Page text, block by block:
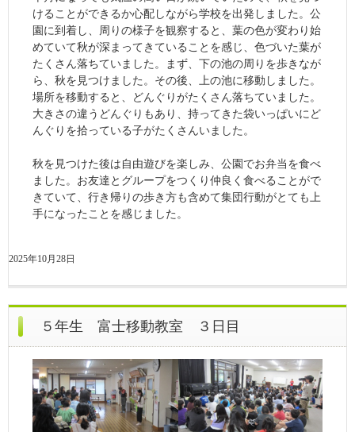
けることができるか心配しながら学校を出発しました。公
園に到着し、周りの様子を観察すると、葉の色が変わり始
めていて秋が深まってきていることを感じ、色づいた葉が
たくさん落ちていました。まず、下の池の周りを歩きなが
ら、秋を見つけました。その後、上の池に移動しました。
場所を移動すると、どんぐりがたくさん落ちていました。
大きさの違うどんぐりもあり、持ってきた袋いっぱいにど
んぐりを拾っている子がたくさんいました。
秋を見つけた後は自由遊びを楽しみ、公園でお弁当を食べ
ました。お友達とグループをつくり仲良く食べることがで
きていて、行き帰りの歩き方も含めて集団行動がとても上
手になったことを感じました。
2025年10月28日
５年生 富士移動教室 ３日目